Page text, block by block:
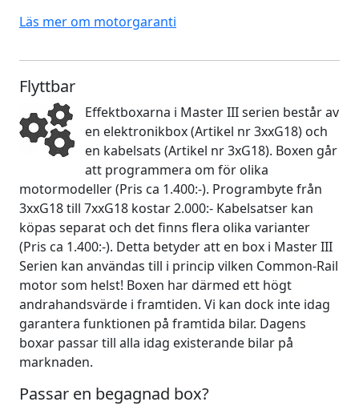
Läs mer om motorgaranti
Flyttbar
Effektboxarna i Master III serien består av
en elektronikbox (Artikel nr 3xxG18) och
en kabelsats (Artikel nr 3xG18). Boxen går
att programmera om för olika
motormodeller (Pris ca 1.400:-). Programbyte från
3xxG18 till 7xxG18 kostar 2.000:- Kabelsatser kan
köpas separat och det finns flera olika varianter
(Pris ca 1.400:-). Detta betyder att en box i Master III
Serien kan användas till i princip vilken Common-Rail
motor som helst! Boxen har därmed ett högt
andrahandsvärde i framtiden. Vi kan dock inte idag
garantera funktionen på framtida bilar. Dagens
boxar passar till alla idag existerande bilar på
marknaden.
Passar en begagnad box?